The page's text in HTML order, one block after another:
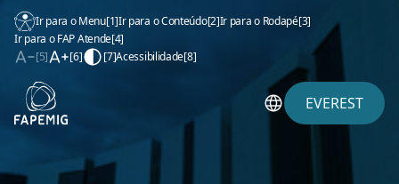
Ir para o Menu[1]Ir para o Conteúdo[2]Ir para o Rodapé[3]
Ir para o FAP Atende[4]
[5]
[6] [7]Acessibilidade[8]
EVEREST